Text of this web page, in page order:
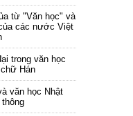
từ "Văn học" và
các nước Việt
trong văn học
Hán
văn học Nhật